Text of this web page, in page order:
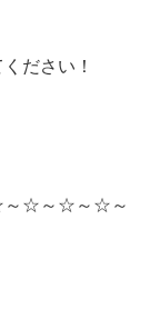
ださい！
☆～☆～☆～